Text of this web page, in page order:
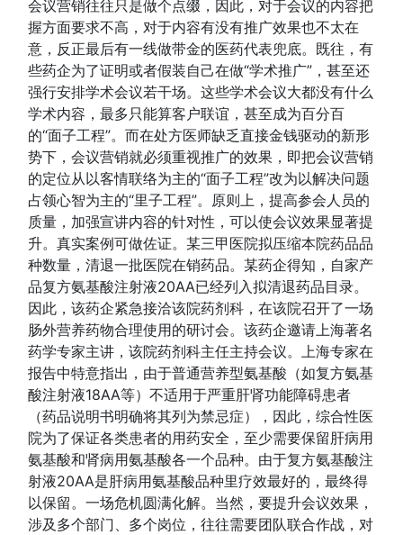
会议营销往往只是做个点缀，因此，对于会议的内容把
握方面要求不高，对于内容有没有推广效果也不太在
意，反正最后有一线做带金的医药代表兜底。既往，有
些药企为了证明或者假装自己在做“学术推广”，甚至还
强行安排学术会议若干场。这些学术会议大都没有什么
学术内容，最多只能算客户联谊，甚至成为百分百
的“面子工程”。而在处方医师缺乏直接金钱驱动的新形
势下，会议营销就必须重视推广的效果，即把会议营销
的定位从以客情联络为主的“面子工程”改为以解决问题
占领心智为主的“里子工程”。原则上，提高参会人员的
质量，加强宣讲内容的针对性，可以使会议效果显著提
升。真实案例可做佐证。某三甲医院拟压缩本院药品品
种数量，清退一批医院在销药品。某药企得知，自家产
品复方氨基酸注射液20AA已经列入拟清退药品目录。
因此，该药企紧急接洽该院药剂科，在该院召开了一场
肠外营养药物合理使用的研讨会。该药企邀请上海著名
药学专家主讲，该院药剂科主任主持会议。上海专家在
报告中特意指出，由于普通营养型氨基酸（如复方氨基
酸注射液18AA等）不适用于严重肝肾功能障碍患者
（药品说明书明确将其列为禁忌症），因此，综合性医
院为了保证各类患者的用药安全，至少需要保留肝病用
氨基酸和肾病用氨基酸各一个品种。由于复方氨基酸注
射液20AA是肝病用氨基酸品种里疗效最好的，最终得
以保留。一场危机圆满化解。当然，要提升会议效果，
涉及多个部门、多个岗位，往往需要团队联合作战，对